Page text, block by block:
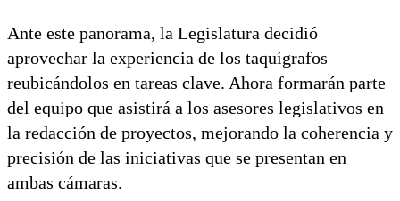
Ante este panorama, la Legislatura decidió
aprovechar la experiencia de los taquígrafos
reubicándolos en tareas clave. Ahora formarán parte
del equipo que asistirá a los asesores legislativos en
la redacción de proyectos, mejorando la coherencia y
precisión de las iniciativas que se presentan en
ambas cámaras.